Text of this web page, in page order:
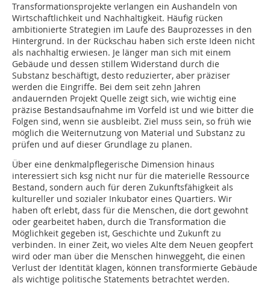
Transformationsprojekte verlangen ein Aushandeln von
Wirtschaftlichkeit und Nachhaltigkeit. Häufig rücken
ambitionierte Strategien im Laufe des Bauprozesses in den
Hintergrund. In der Rückschau haben sich erste Ideen nicht
als nachhaltig erwiesen. Je länger man sich mit einem
Gebäude und dessen stillem Widerstand durch die
Substanz beschäftigt, desto reduzierter, aber präziser
werden die Eingriffe. Bei dem seit zehn Jahren
andauernden Projekt Quelle zeigt sich, wie wichtig eine
präzise Bestandsaufnahme im Vorfeld ist und wie bitter die
Folgen sind, wenn sie ausbleibt. Ziel muss sein, so früh wie
möglich die Weiternutzung von Material und Substanz zu
prüfen und auf dieser Grundlage zu planen.
Über eine denkmalpflegerische Dimension hinaus
interessiert sich ksg nicht nur für die materielle Ressource
Bestand, sondern auch für deren Zukunftsfähigkeit als
kultureller und sozialer Inkubator eines Quartiers. Wir
haben oft erlebt, dass für die Menschen, die dort gewohnt
oder gearbeitet haben, durch die Transformation die
Möglichkeit gegeben ist, Geschichte und Zukunft zu
verbinden. In einer Zeit, wo vieles Alte dem Neuen geopfert
wird oder man über die Menschen hinweggeht, die einen
Verlust der Identität klagen, können transformierte Gebäude
als wichtige politische Statements betrachtet werden.